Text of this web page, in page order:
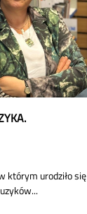
którym urodziło się